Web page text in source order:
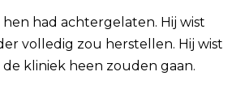
hen had achtergelaten. Hij wist
volledig zou herstellen. Hij wist
de kliniek heen zouden gaan.